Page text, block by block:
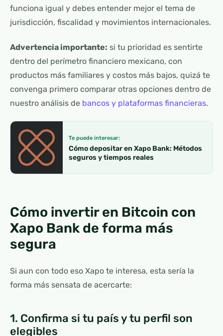
funciona igual y debes entender mejor el tema de
jurisdicción, fiscalidad y movimientos internacionales.
Advertencia importante: si tu prioridad es sentirte
dentro del perímetro financiero mexicano, con
productos más familiares y costos más bajos, quizá te
convenga primero comparar otras opciones dentro de
nuestro análisis de bancos y plataformas financieras.
Te puede interesar:
Cómo depositar en Xapo Bank: Métodos
seguros y tiempos reales
Cómo invertir en Bitcoin con
Xapo Bank de forma más
segura
Si aun con todo eso Xapo te interesa, esta sería la
forma más sensata de acercarte:
1. Confirma si tu país y tu perfil son
elegibles